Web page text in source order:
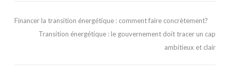
Financer la transition énergétique : comment faire concrètement?
Transition énergétique : le gouvernement doit tracer un cap
ambitieux et clair